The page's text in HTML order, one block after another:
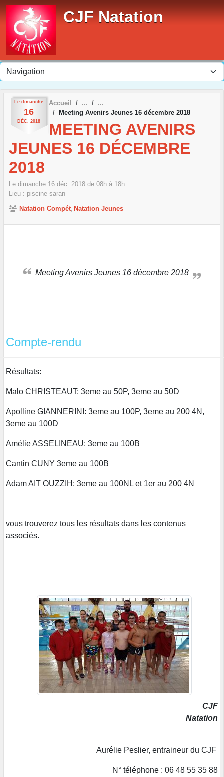
CJF Natation
Le dimanche
16
DÉC. 2018
Accueil
Meeting Avenirs Jeunes 16 décembre 2018
MEETING AVENIRS
JEUNES 16 DÉCEMBRE
2018
Le dimanche 16 déc. 2018 de 08h à 18h
Lieu : piscine saran
Natation Compét Natation Jeunes
Meeting Avenirs Jeunes 16 décembre 2018
Compte-rendu
Résultats:
Malo CHRISTEAUT: 3eme au 50P, 3eme au 50D
Apolline GIANNERINI: 3eme au 100P, 3eme au 200 4N,
3eme au 100D
Amélie ASSELINEAU: 3eme au 100B
Cantin CUNY 3eme au 100B
Adam AIT OUZZIH: 3eme au 100NL et 1er au 200 4N
vous trouverez tous les résultats dans les contenus
associés.
CJF
Natation
Aurélie Peslier, entraineur du CJF
N° téléphone : 06 48 55 35 88
Panneau de gestion des cookies